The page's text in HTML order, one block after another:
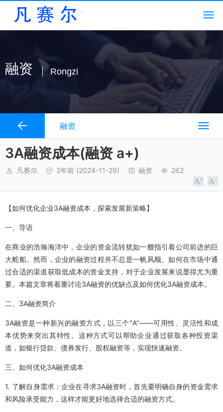
融资 Rongzi
融资
3A融资成本(融资 a+)
凡赛尔 2年前 (2024-11-29) 融资 262
【如何优化企业3A融资成本，探索发展新策略】
一、导语
在商业的浩瀚海洋中，企业的资金流转犹如一艘指引着公司前进的巨
大舵船。然而，企业的融资过程并不总是一帆风顺。如何在市场中通
过合适的渠道获取低成本的资金支持，对于企业发展来说显得尤为重
要。本篇文章将着重讨论3A融资的优缺点及如何优化3A融资成本。
二、3A融资简介
3A融资是一种新兴的融资方式，以三个"A"——可用性、灵活性和成
本优势来突出其特性。这种方式可以帮助企业通过获取各种投资渠
道，如银行贷款、债券发行、股权融资等，实现快速融资。
三、如何优化3A融资成本
1. 了解自身需求：企业在寻求3A融资时，首先要明确自身的资金需求
和风险承受能力，这样才能更好地选择合适的融资方式。